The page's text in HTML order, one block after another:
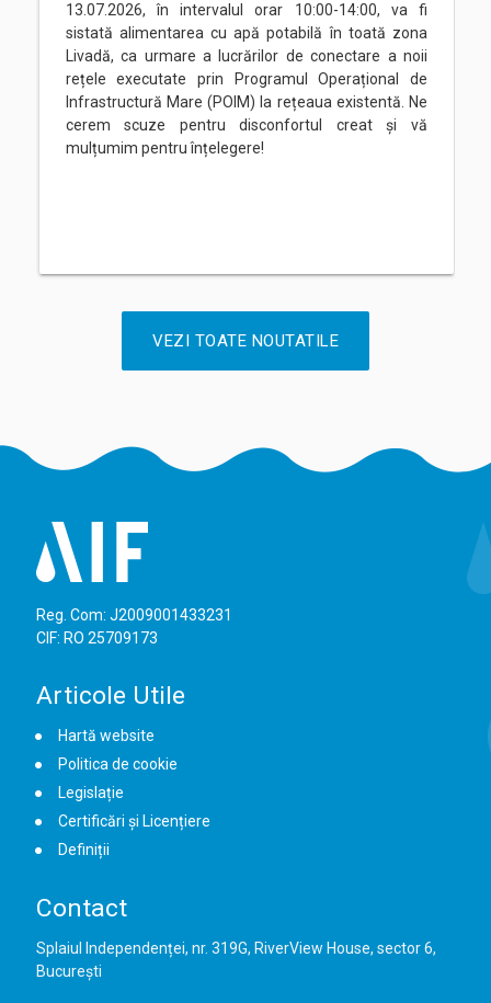
13.07.2026, în intervalul orar 10:00-14:00, va fi
sistată alimentarea cu apă potabilă în toată zona
Livadă, ca urmare a lucrărilor de conectare a noii
rețele executate prin Programul Operațional de
Infrastructură Mare (POIM) la rețeaua existentă. Ne
cerem scuze pentru disconfortul creat și vă
mulțumim pentru înțelegere!
VEZI TOATE NOUTATILE
Reg. Com: J2009001433231
CIF: RO 25709173
Articole Utile
Hartă website
Politica de cookie
Legislație
Certificări și Licențiere
Definiții
Contact
Splaiul Independenței, nr. 319G, RiverView House, sector 6,
București